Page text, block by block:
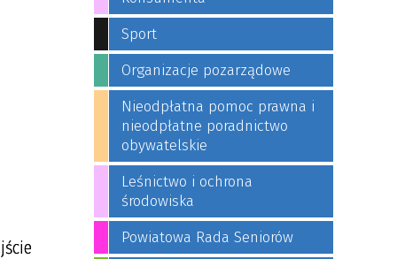
Sport
Organizacje pozarządowe
Nieodpłatna pomoc prawna i
nieodpłatne poradnictwo
obywatelskie
Leśnictwo i ochrona
środowiska
Powiatowa Rada Seniorów